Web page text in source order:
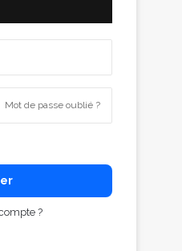
Mot de passe oublié ?
?